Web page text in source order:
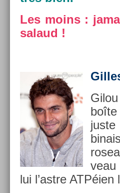
Les moins :
salaud !
veau
lui l’astre